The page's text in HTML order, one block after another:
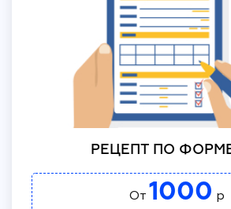
РЕЦЕПТ ПО ФОРМЕ
От 1000 р